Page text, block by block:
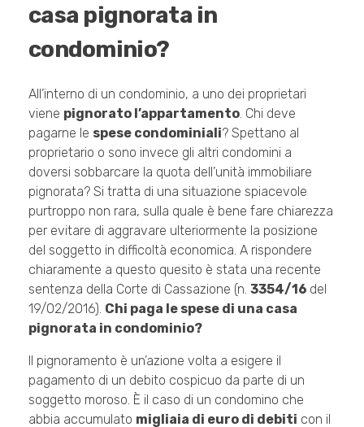
casa pignorata in
condominio?
All’interno di un condominio, a uno dei proprietari
viene pignorato l’appartamento . Chi deve
pagarne le spese condominiali? Spettano al
proprietario o sono invece gli altri condomini a
doversi sobbarcare la quota dell’unità immobiliare
pignorata? Si tratta di una situazione spiacevole
purtroppo non rara, sulla quale è bene fare chiarezza
per evitare di aggravare ulteriormente la posizione
del soggetto in difficoltà economica. A rispondere
chiaramente a questo quesito è stata una recente
sentenza della Corte di Cassazione (n. 3354/16 del
19/02/2016). Chi paga le spese di una casa
pignorata in condominio?
Il pignoramento è un’azione volta a esigere il
pagamento di un debito cospicuo da parte di un
soggetto moroso. È il caso di un condomino che
abbia accumulato migliaia di euro di debiti con il